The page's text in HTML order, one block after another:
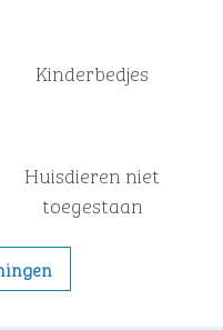
Kinderbedjes
Huisdieren niet
toegestaan